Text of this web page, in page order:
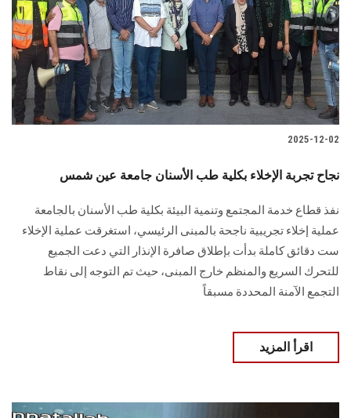
2025-12-02
نجاح تجربة الإخلاء بكلية طب الأسنان جامعة عين شمس
نفذ قطاع خدمة المجتمع وتنمية البيئة بكلية طب الأسنان بالجامعة
عملية إخلاء تجريبية ناجحة بالمبنى الرئيسي، استغرقت عملية الإخلاء
ست دقائق كاملة بدأت بإطلاق صافرة الإنذار التي دعت الجميع
للتحرك السريع والمنظم خارج المبنى، حيث تم التوجه إلى نقاط
التجمع الآمنة المحددة مسبقاً
اقرأ المزيد